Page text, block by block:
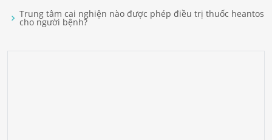
Trung tâm cai nghiện nào được phép điều trị thuốc heantos
cho người bệnh?